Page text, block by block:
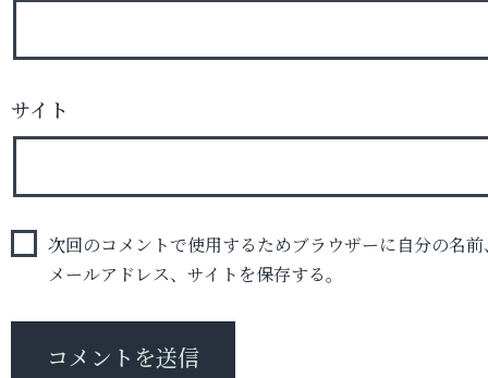
サイト
次回のコメントで使用するためブラウザーに自分の名前
メールアドレス、サイトを保存する。